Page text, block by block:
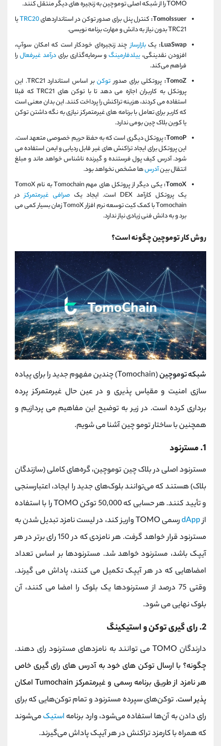
TOMO را از شبکه اصلی توموچین به زنجیره های دیگر منتقل کنند.
TomoIssuer: کنترل پنل برای صدور توکن در استانداردهایTRC20یا
TRC21 بدون نیاز به دانش و مهارت برنامه نویسی.
LuaSwap: یکبازارسازچند زنجیره‌ای خودکار است که امکان سوآپ،
افزودن نقدینگی،ییلدفارمینگو سرمایه‌گذاری برایدرآمد غیرفعالرا
فراهم می‌کند.
TomoZ: پروتکلی برای صدورتوکن
بر اساس استاندارد TRC21. این
پروتکل به کاربران اجازه می دهد تا با توکن های TRC21 که قبلا
استفاده می کردند، هزینه تراکنش را پرداخت کنند. این بدان معنی است
که کاربر برای تعامل با برنامه های غیرمتمرکز نیازی به نگه داشتن توکن
یا کوین بلاک چین بومی ندارد.
TomoP: پروتکل دیگری است که به حفظ حریم خصوصی متعهد است.
این پروتکل برای ایجاد تراکنش های غیر قابل ردیابی و ایمن استفاده می
شود. آدرس کیف پول فرستنده و گیرنده ناشناس خواهد ماند و مبلغ
انتقال بینآدرسها مشخص نخواهد بود.
TomoX:
یکی دیگر از پروتکل های مهم Tomochain به نام TomoX
یک پروتکل کارآمد DEX است. ایجاد یک
صرافی غیرمتمرکزدر
Tomochain با کمک کیت توسعه نرم افزار TomoX زمان بسیار کمی می
برد و به دانش فنی زیادی نیاز ندارد.
روش کار توموچین چگونه است؟
شبکه توموچین
(Tomochain) چندین مفهوم جدید را برای پیاده
سازی امنیت و مقیاس پذیری و در عین حال غیرمتمرکز پرده
برداری کرده است. در زیر به توضیح این مفاهیم می پردازیم و
همچنین با ساختار تومو چین آشنا می شویم.
1. مسترنود
مسترنود اصلی در بلاک چین توموچین، گره‌های کاملی (سازندگان
بلاک) هستند که می‌توانند بلوک‌های جدید را ایجاد، اعتبارسنجی
و تأیید کنند. هر حسابی که 50,000 توکن TOMO را با استفاده
ازdApp
رسمی TOMO واریز کند، در لیست نامزد تبدیل شدن به
مسترنود قرار خواهد گرفت. هر نامزدی که در 150 رای برتر در هر
آیپک باشد، مسترنود خواهد شد. مسترنودها بر اساس تعداد
امضاهایی که در هر آیپک تکمیل می کنند، پاداش می گیرند.
وقتی 75 درصد از مسترنودها یک بلوک را امضا می کنند، آن
بلوک نهایی می شود.
2. رای گیری توکن و استیکینگ
دارندگان TOMO می توانند به نامزدهای مسترنود رای دهند.
چگونه؟ با ارسال توکن های خود به آدرس های رای گیری خاص
هر نامزد از طریق برنامه رسمی و غیرمتمرکز Tumochain امکان
پذیر است. توکن‌های سپرده مسترنود و تمام توکن‌هایی که برای
رای دادن به آن‌ها استفاده می‌شود، وارد برنامه استیکمی‌شوند
که همراه با کارمزد تراکنش در هر آیپک پاداش می‌گیرند.